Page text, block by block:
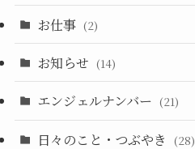
お仕事 (2)
お知らせ (14)
エンジェルナンバー (21)
日々のこと・つぶやき (28)